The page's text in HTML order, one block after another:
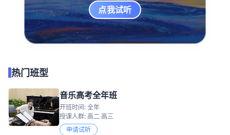
点我试听
热门班型
音乐高考全年班
开班时间: 全年
授课人群: 高二 高三
申请试听